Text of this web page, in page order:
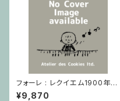
フォーレ : レクイエム1900年版
最終稿 / フルスコア
¥9,870